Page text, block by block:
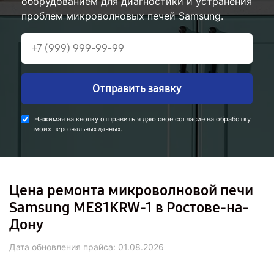
проблем микроволновых печей Samsung.
Отправить заявку
Нажимая на кнопку отправить я даю свое согласие на обработку
моих персональных данных.
Цена ремонта микроволновой печи
Samsung ME81KRW-1 в Ростове-на-
Дону
Дата обновления прайса: 01.08.2026